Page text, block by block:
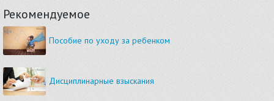
Рекомендуемое
Пособие по уходу за ребенком
Дисциплинарные взыскания